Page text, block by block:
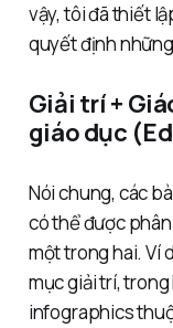
vậy, tôi đã thiết
quyết định
Giải trí +
giáo dục
Nói chung, các
có thể được
một trong hai. Ví
mục giải trí,
infographics